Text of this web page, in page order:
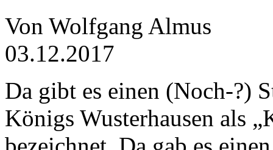
Von Wolfgang Almus
03.12.2017
Da gibt es einen (Noch-?)
Königs Wusterhausen als